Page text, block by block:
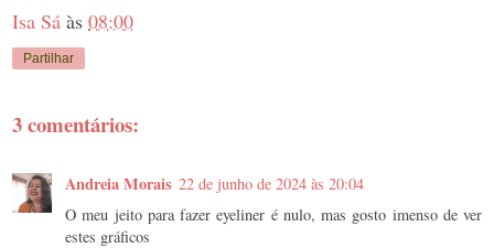
Isa Sá às 08:00
Partilhar
3 comentários:
Andreia Morais 22 de junho de 2024 às 20:04
O meu jeito para fazer eyeliner é nulo, mas gosto imenso de ver
estes gráficos